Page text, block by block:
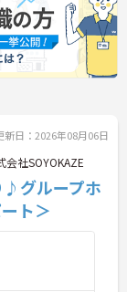
新日：2026年08月06日
会社SOYOKAZE
♪グループホ
ト＞